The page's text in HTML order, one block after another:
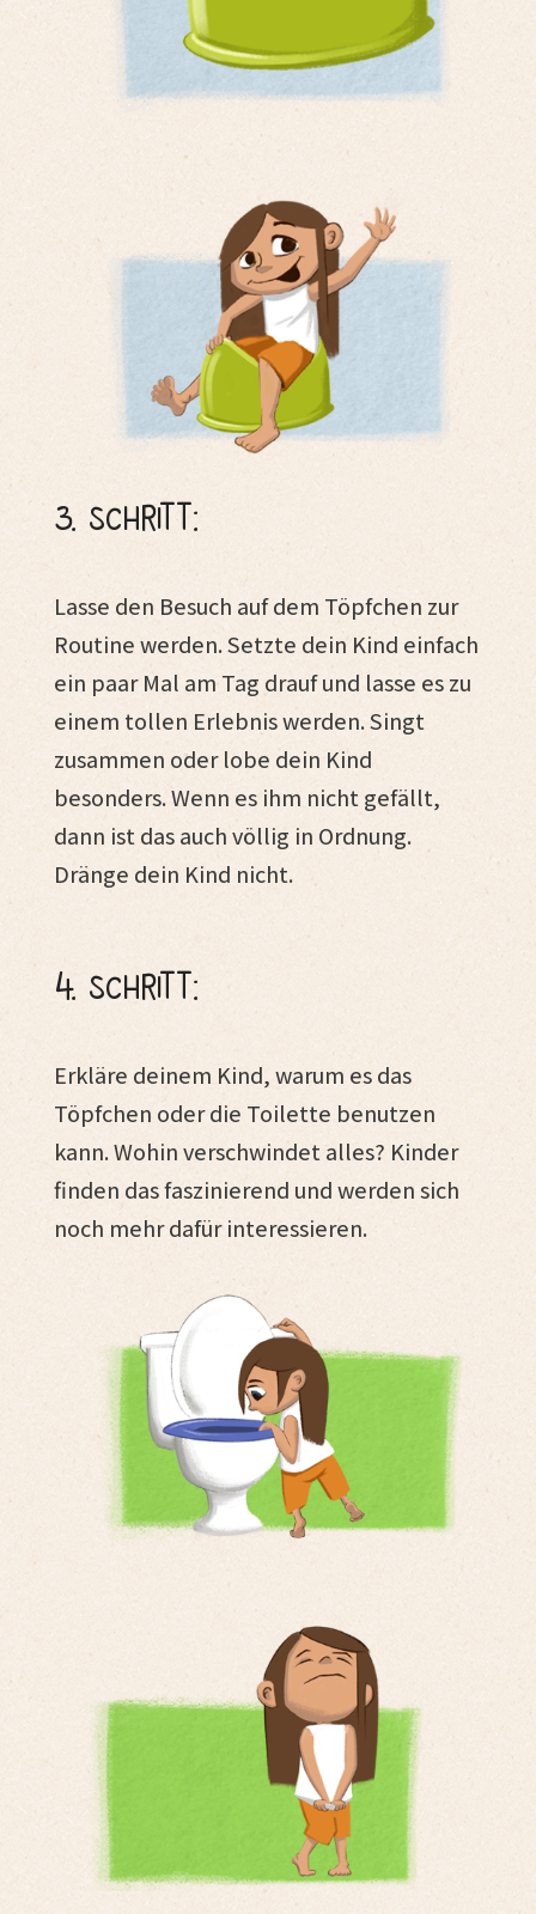
3. Schritt:
Lasse den Besuch auf dem Töpfchen zur
Routine werden. Setzte dein Kind einfach
ein paar Mal am Tag drauf und lasse es zu
einem tollen Erlebnis werden. Singt
zusammen oder lobe dein Kind
besonders. Wenn es ihm nicht gefällt,
dann ist das auch völlig in Ordnung.
Dränge dein Kind nicht.
4. Schritt:
Erkläre deinem Kind, warum es das
Töpfchen oder die Toilette benutzen
kann. Wohin verschwindet alles? Kinder
finden das faszinierend und werden sich
noch mehr dafür interessieren.